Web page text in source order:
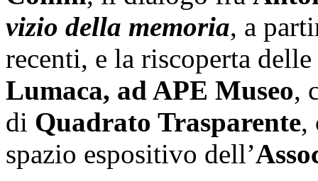
vizio della memoria, a
recenti, e la riscoperta
Lumaca, ad APE Museo,
di Quadrato Trasparente,
spazio espositivo dell’